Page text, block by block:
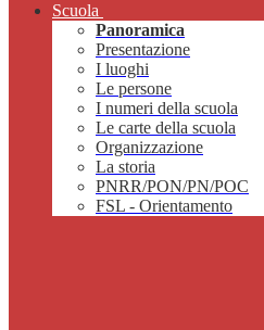
Scuola
Panoramica
Presentazione
I luoghi
Le persone
I numeri della scuola
Le carte della scuola
Organizzazione
La storia
PNRR/PON/PN/POC
FSL - Orientamento